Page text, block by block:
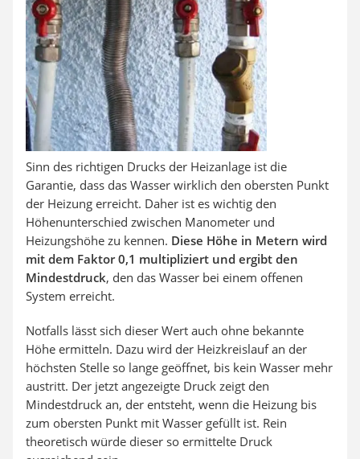
Sinn des richtigen Drucks der Heizanlage ist die
Garantie, dass das Wasser wirklich den obersten Punkt
der Heizung erreicht. Daher ist es wichtig den
Höhenunterschied zwischen Manometer und
Heizungshöhe zu kennen. Diese Höhe in Metern wird
mit dem Faktor 0,1 multipliziert und ergibt den
Mindestdruck, den das Wasser bei einem offenen
System erreicht.
Notfalls lässt sich dieser Wert auch ohne bekannte
Höhe ermitteln. Dazu wird der Heizkreislauf an der
höchsten Stelle so lange geöffnet, bis kein Wasser mehr
austritt. Der jetzt angezeigte Druck zeigt den
Mindestdruck an, der entsteht, wenn die Heizung bis
zum obersten Punkt mit Wasser gefüllt ist. Rein
theoretisch würde dieser so ermittelte Druck